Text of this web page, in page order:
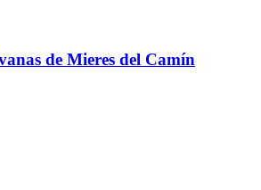
de Mieres del Camín